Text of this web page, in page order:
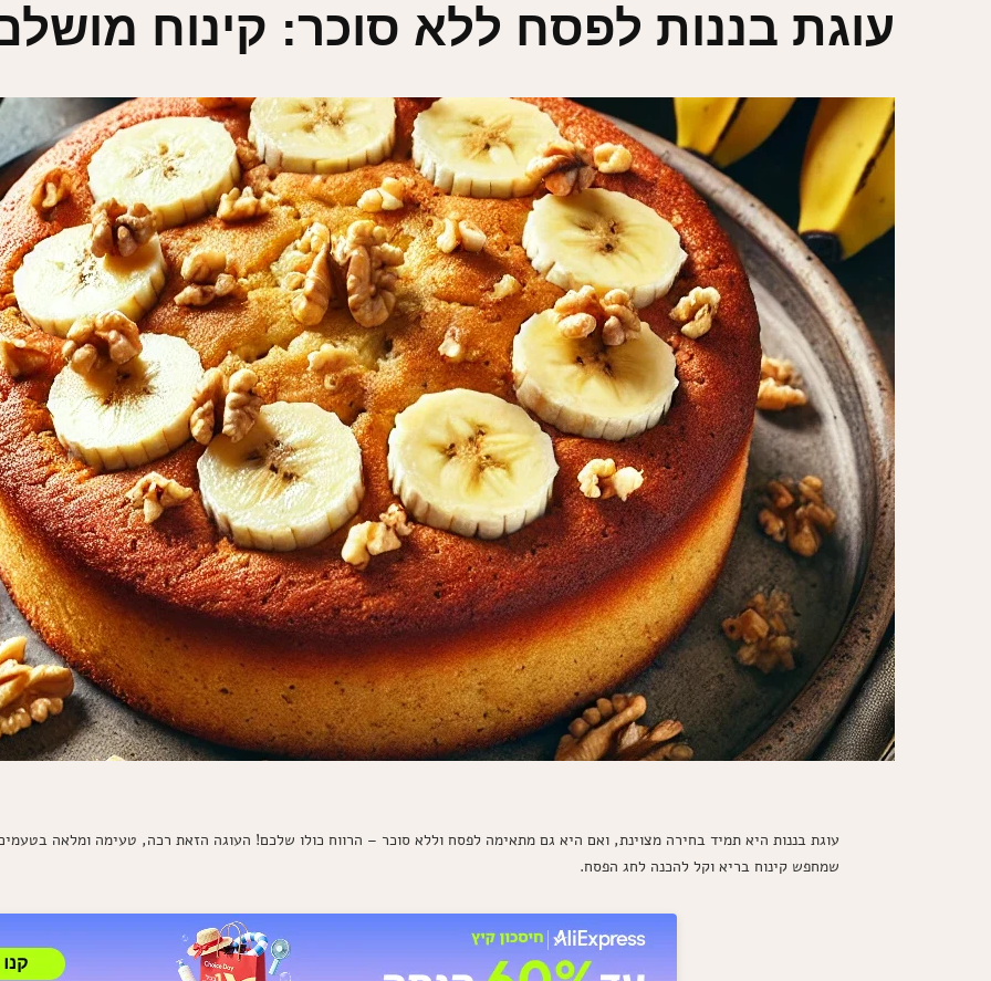
עוגת בננות לפסח ללא סוכר: קינוח
עוגת בננות היא תמיד בחירה מצוינת, ואם היא גם מתאימה לפסח וללא סוכר – הרווח כולו שלכם! העוגה הזאת רכה, טעימה ומלאה
שמחפש קינוח בריא וקל להכנה לחג הפסח.